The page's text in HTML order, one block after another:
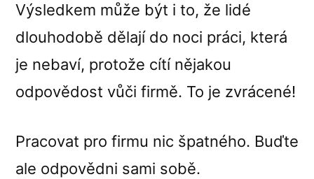
Výsledkem může být i to, že lidé
dlouhodobě dělají do noci práci, která
je nebaví, protože cítí nějakou
odpovědost vůči firmě. To je zvrácené!
Pracovat pro firmu nic špatného. Buďte
ale odpovědni sami sobě.